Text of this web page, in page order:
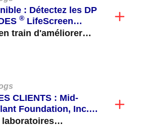
: Détectez les DP
® LifeScreen
train d'améliorer
CLIENTS : Mid-
Foundation, Inc.
en routine du C3d